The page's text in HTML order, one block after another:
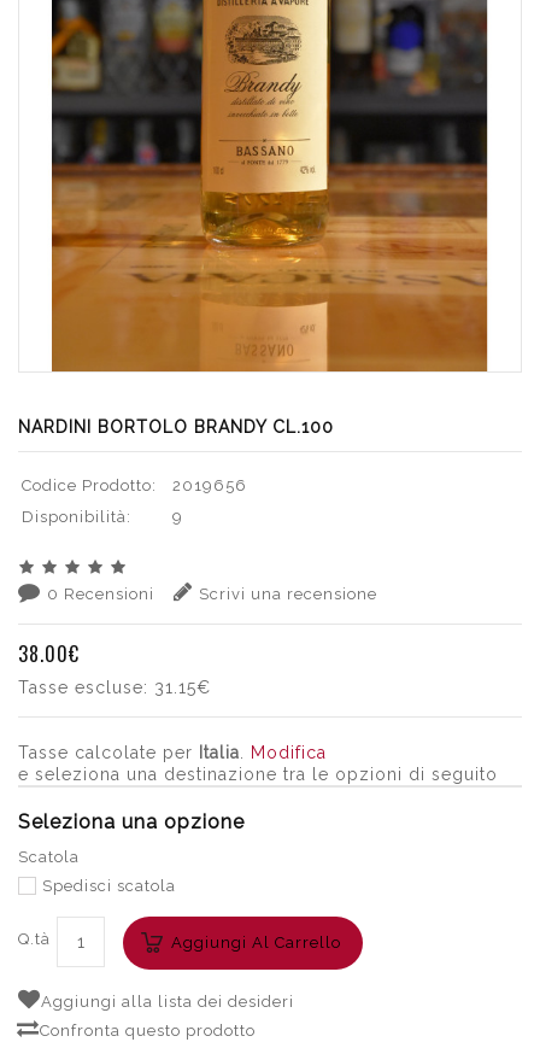
NARDINI BORTOLO BRANDY CL.100
Codice Prodotto:
2019656
Disponibilità:
9
0 Recensioni Scrivi una recensione
38.00€
Tasse escluse: 31.15€
Tasse calcolate per Italia
Modifica
e seleziona una destinazione tra le opzioni di seguito
Seleziona una opzione
Scatola
Spedisci scatola
Q.tà Aggiungi Al Carrello
Aggiungi alla lista dei desideri
Confronta questo prodotto